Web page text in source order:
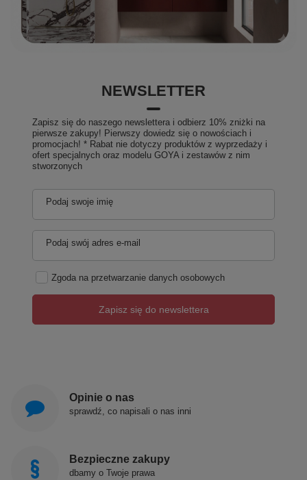
NEWSLETTER
Zapisz się do naszego newslettera i odbierz 10% zniżki na
pierwsze zakupy! Pierwszy dowiedz się o nowościach i
promocjach! * Rabat nie dotyczy produktów z wyprzedaży i
ofert specjalnych oraz modelu GOYA i zestawów z nim
stworzonych
Podaj swoje imię
Podaj swój adres e-mail
Zgoda na przetwarzanie danych osobowych
Zapisz się do newslettera
Opinie o nas
sprawdź, co napisali o nas inni
Bezpieczne zakupy
dbamy o Twoje prawa